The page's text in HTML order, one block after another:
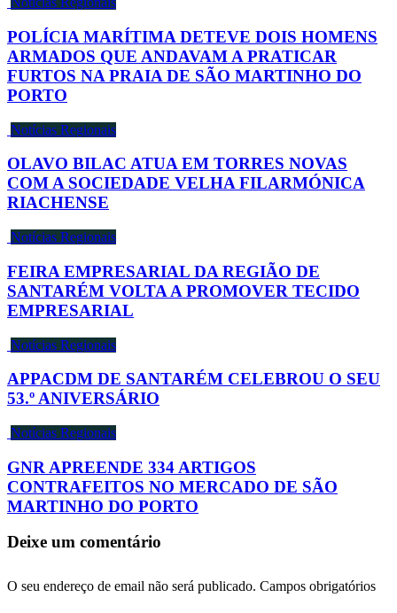
POLÍCIA MARÍTIMA DETEVE DOIS HOMENS
ARMADOS QUE ANDAVAM A PRATICAR
FURTOS NA PRAIA DE SÃO MARTINHO DO
PORTO
Notícias Regionais
OLAVO BILAC ATUA EM TORRES NOVAS
COM A SOCIEDADE VELHA FILARMÓNICA
RIACHENSE
Notícias Regionais
FEIRA EMPRESARIAL DA REGIÃO DE
SANTARÉM VOLTA A PROMOVER TECIDO
EMPRESARIAL
Notícias Regionais
APPACDM DE SANTARÉM CELEBROU O SEU
53.º ANIVERSÁRIO
Notícias Regionais
GNR APREENDE 334 ARTIGOS
CONTRAFEITOS NO MERCADO DE SÃO
MARTINHO DO PORTO
Deixe um comentário
O seu endereço de email não será publicado. Campos obrigatórios